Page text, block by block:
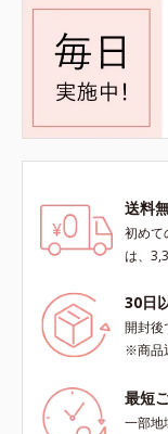
送料
初めて
は、
30日
開封後
※商品
最短
一部地